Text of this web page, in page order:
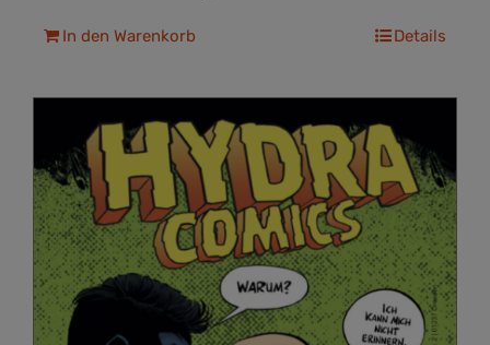
In den Warenkorb Details